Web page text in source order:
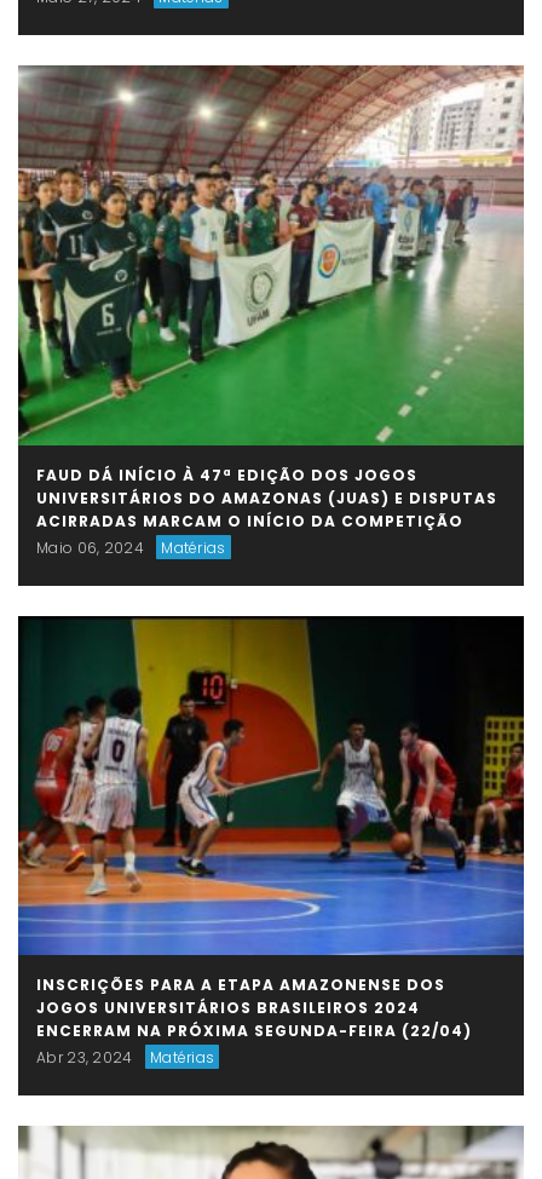
FAUD DÁ INÍCIO À 47ª EDIÇÃO DOS JOGOS
UNIVERSITÁRIOS DO AMAZONAS (JUAS) E DISPUTAS
ACIRRADAS MARCAM O INÍCIO DA COMPETIÇÃO
Maio 06, 2024
Matérias
INSCRIÇÕES PARA A ETAPA AMAZONENSE DOS
JOGOS UNIVERSITÁRIOS BRASILEIROS 2024
ENCERRAM NA PRÓXIMA SEGUNDA-FEIRA (22/04)
Abr 23, 2024
Matérias